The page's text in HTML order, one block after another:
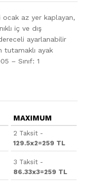
ocak az yer kaplayan,
iç ve dış
ayarlanabilir
tutamaklı ayak
– Sınıf: 1
MAXIMUM
2 Taksit -
129.5x2=259 TL
3 Taksit -
86.33x3=259 TL